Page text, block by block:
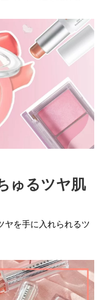
ゅるツヤ肌
ヤを手に入れられるツ